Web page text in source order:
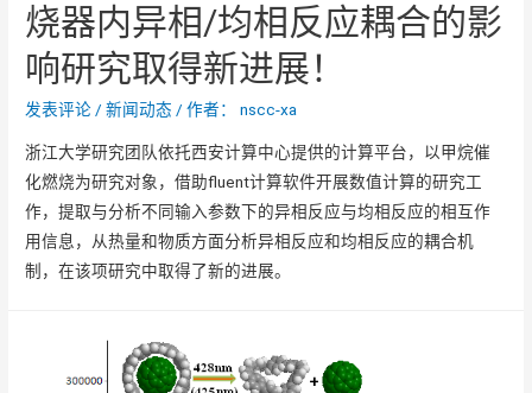
烧器内异相/均相反应耦合的影
响研究取得新进展！
发表评论 /新闻动态 / 作者： nscc-xa
浙江大学研究团队依托西安计算中心提供的计算平台，以甲烷催
化燃烧为研究对象，借助fluent计算软件开展数值计算的研究工
作，提取与分析不同输入参数下的异相反应与均相反应的相互作
用信息，从热量和物质方面分析异相反应和均相反应的耦合机
制，在该项研究中取得了新的进展。